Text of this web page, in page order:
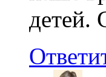
детей.